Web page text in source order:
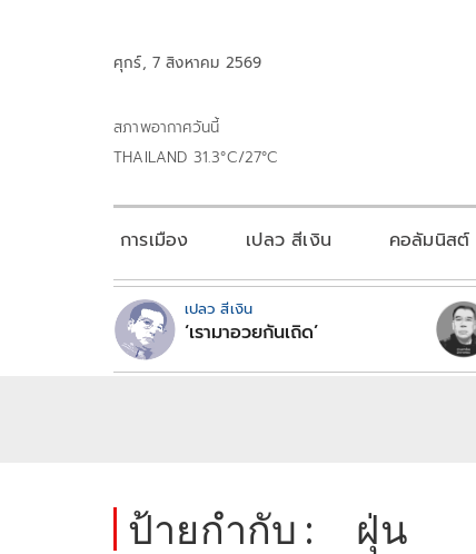
ศุกร์, 7 สิงหาคม 2569
สภาพอากาศวันนี้
THAILAND 31.3°C/27°C
การเมือง เปลว สีเงิน คอลัมนิสต์
เปลว สีเงิน
‘เรามาอวยกันเถิด’
ป้ายกำกับ : ฝุ่น